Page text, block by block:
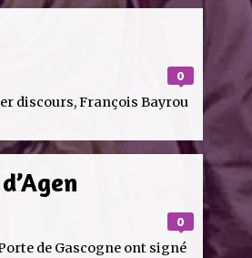
0
discours, François Bayrou
0
de Gascogne ont signé